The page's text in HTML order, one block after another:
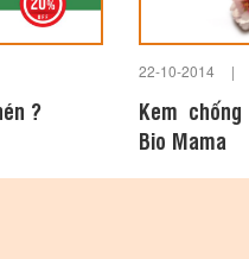
?
22-10-2014 |
Kem
Bio Mama